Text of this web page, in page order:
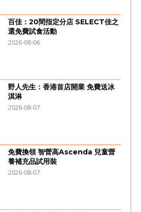
百佳：20間指定分店 SELECT佳之
選免費試食活動
2026-08-06
野人先生：香港首店開業 免費送冰
淇淋
2026-08-07
免費換領 智營高Ascenda 兒童營
養補充品試用裝
2026-08-07